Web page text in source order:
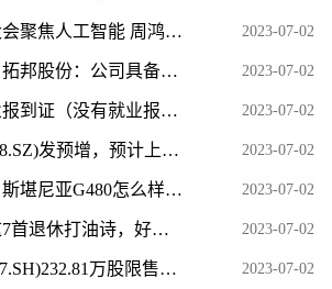
全球数字经济大会聚焦人工智能 周鸿祎称企业级大模型要满足“五化”特征 2023-07-02
【全球速看料】拓邦股份：公司具备智能控制器、空心杯电机技术及产品储备 2023-07-02
毕业生没有就业报到证（没有就业报到证怎么办）-热文 2023-07-02
潍柴动力(000338.SZ)发预增，预计上半年净利润35.87亿元–40.65亿元，同比增长50%–70% 2023-07-02
【环球报资讯】斯堪尼亚G480怎么样及德龙L3000多少钱 2023-07-02
世界新动态：这7首退休打油诗，好玩还不失哲理！ 02 2023-07-02
英科再生(688087.SH)232.81万股限售股份将于7月10日上市流通_环球动态 2023-07-02